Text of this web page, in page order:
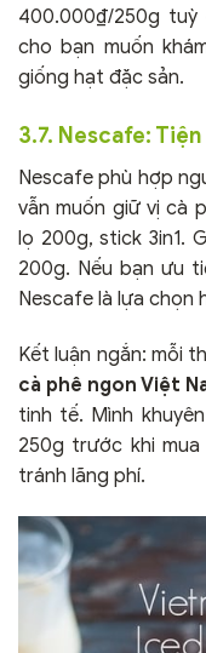
400.000₫/250g
cho bạn muốn
giống hạt đặc sản.
3.7. Nescafe:
Nescafe phù hợp
vẫn muốn giữ vị cà
lọ 200g, stick 3in1.
200g. Nếu bạn ưu
Nescafe là lựa chọn
Kết luận ngắn: mỗi
cà phê ngon Việt
tinh tế. Mình
250g trước khi
tránh lãng phí.